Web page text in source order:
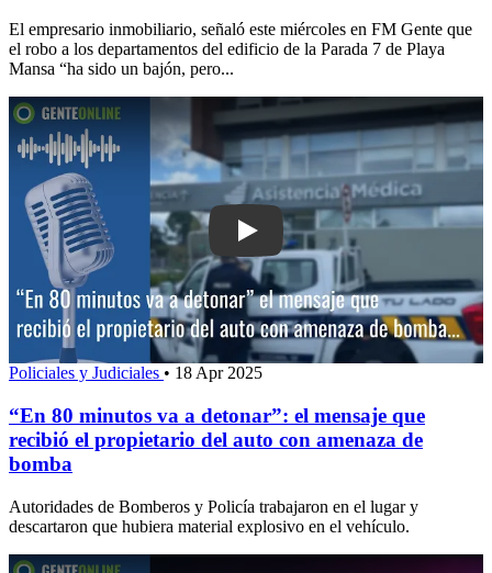
El empresario inmobiliario, señaló este miércoles en FM Gente que
el robo a los departamentos del edificio de la Parada 7 de Playa
Mansa “ha sido un bajón, pero...
Play: “En 80 minutos va a detonar”:
Policiales y Judiciales • 18 Apr 2025
“En 80 minutos va a detonar”: el mensaje que
recibió el propietario del auto con amenaza de
bomba
Autoridades de Bomberos y Policía trabajaron en el lugar y
descartaron que hubiera material explosivo en el vehículo.